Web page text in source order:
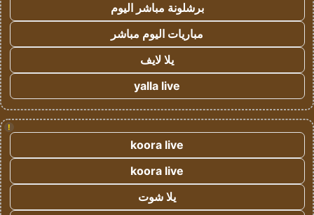
برشلونة مباشر اليوم
مباريات اليوم مباشر
يلا لايف
yalla live
!
koora live
koora live
يلا شوت